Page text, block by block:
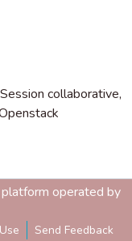
Session collaborative,
operated by
Send Feedback